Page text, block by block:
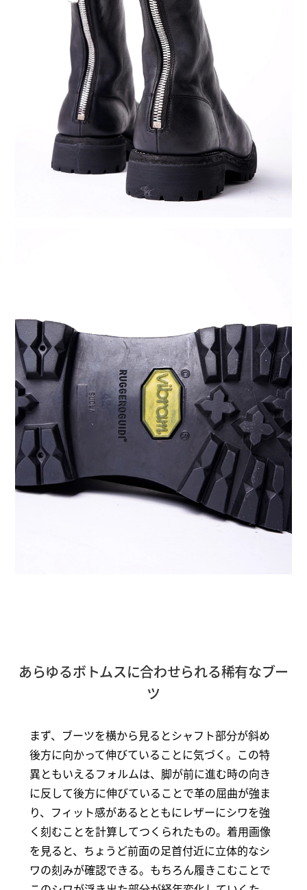
あらゆるボトムスに合わせられる稀有なブー
ツ
まず、ブーツを横から見るとシャフト部分が斜め
後方に向かって伸びていることに気づく。この特
異ともいえるフォルムは、脚が前に進む時の向き
に反して後方に伸びていることで革の屈曲が強ま
り、フィット感があるとともにレザーにシワを強
く刻むことを計算してつくられたもの。着用画像
を見ると、ちょうど前面の足首付近に立体的なシ
ワの刻みが確認できる。もちろん履きこむことで